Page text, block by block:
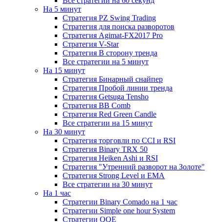
На 5 минут
Стратегия PZ Swing Trading
Стратегия для поиска разворотов
Стратегия Agimat-FX2017 Pro
Стратегия V-Star
Стратегия В сторону тренда
Все стратегии на 5 минут
На 15 минут
Стратегия Бинарный снайпер
Стратегия Пробой линии тренда
Стратегия Getsuga Tensho
Стратегия ВВ Comb
Стратегия Red Green Candle
Все стратегии на 15 минут
На 30 минут
Стратегия торговли по CCI и RSI
Стратегия Binary TRX 50
Стратегия Heiken Ashi и RSI
Стратегия "Утренний разворот на Золоте"
Стратегия Strong Level и EMA
Все стратегии на 30 минут
На 1 час
Стратегии Binary Comado на 1 час
Стратегии Simple one hour System
Стратегии QQE